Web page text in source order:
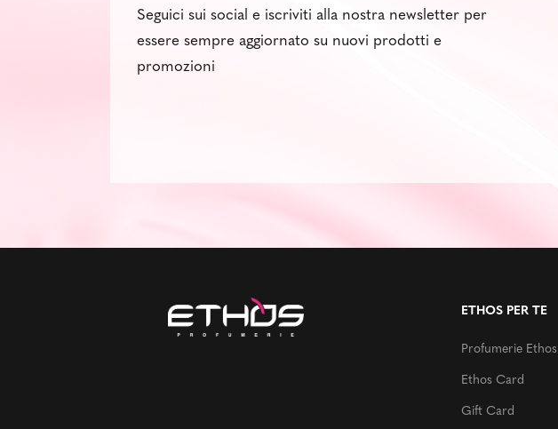
Seguici sui social e iscriviti alla nostra newsletter per
essere sempre aggiornato su nuovi prodotti e
promozioni
ETHOS PER TE
Profumerie Ethos
Ethos Card
Gift Card